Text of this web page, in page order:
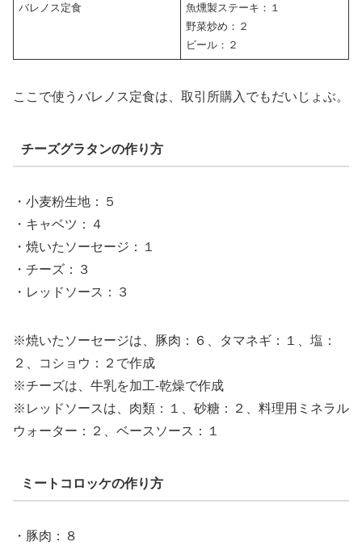
バレノス定食
魚燻製ステーキ：１
野菜炒め：２
ビール：２
ここで使うバレノス定食は、取引所購入でもだいじょぶ。
チーズグラタンの作り方
・小麦粉生地：５
・キャベツ：４
・焼いたソーセージ：１
・チーズ：３
・レッドソース：３
※焼いたソーセージは、豚肉：６、タマネギ：１、塩：
２、コショウ：２で作成
※チーズは、牛乳を加工‐乾燥で作成
※レッドソースは、肉類：１、砂糖：２、料理用ミネラル
ウォーター：２、ベースソース：１
ミートコロッケの作り方
・豚肉：８